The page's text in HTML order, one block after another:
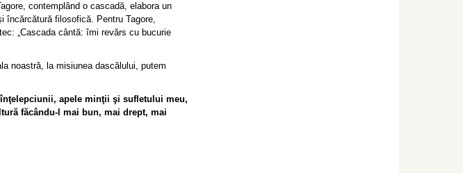
contemplând o cascadă, elabora un
încărcătură filosofică. Pentru Tagore,
„Cascada cântă: îmi revărs cu bucurie
noastră, la misiunea dascălului, putem
apele minţii şi sufletului meu,
făcându-l mai bun, mai drept, mai